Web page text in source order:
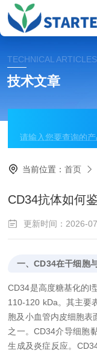
TECHNICAL ARTICLES
技术文章
当前位置：首页
CD34抗体如何
更新时间：2026-
一、CD34在干细胞
CD34是高度糖基化的I
110-120 kDa。其主要
胞及小血管内皮细胞表
之一。CD34介导细胞
生成及炎症反应。